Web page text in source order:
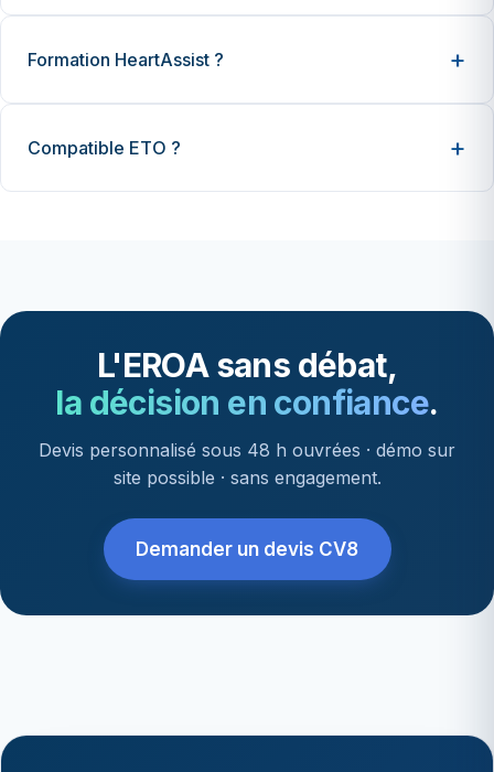
Formation HeartAssist ?
Compatible ETO ?
L'EROA sans débat,
la décision en confiance.
Devis personnalisé sous 48 h ouvrées · démo sur
site possible · sans engagement.
Demander un devis CV8